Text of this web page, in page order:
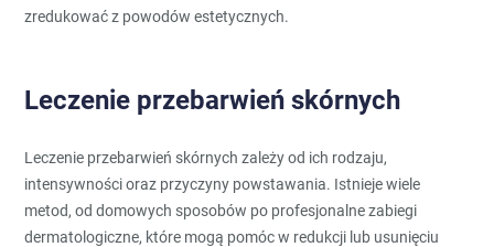
zredukować z powodów estetycznych.
Leczenie przebarwień skórnych
Leczenie przebarwień skórnych zależy od ich rodzaju,
intensywności oraz przyczyny powstawania. Istnieje wiele
metod, od domowych sposobów po profesjonalne zabiegi
dermatologiczne, które mogą pomóc w redukcji lub usunięciu